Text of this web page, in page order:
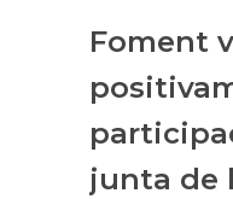
Foment
junta de